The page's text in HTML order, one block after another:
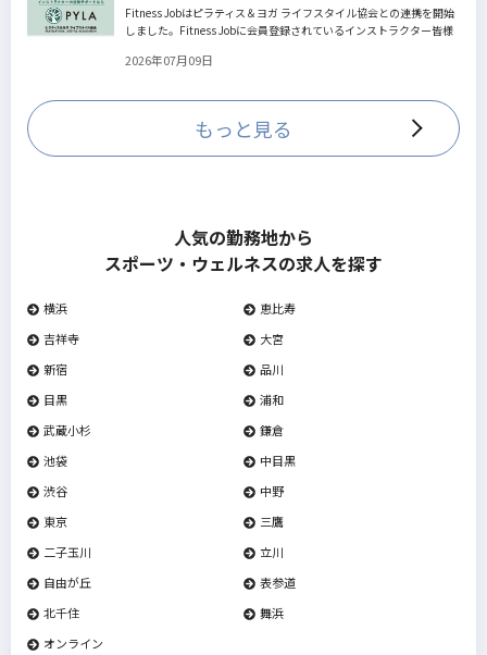
Fitness Jobはピラティス＆ヨガ ライフスタイル協会との連携を開始
しました。Fitness Jobに会員登録されているインストラクター皆様
していきます。
2026年07月09日
もっと見る
人気の勤務地から
スポーツ・ウェルネスの求人を探す
横浜
恵比寿
吉祥寺
大宮
新宿
品川
目黒
浦和
武蔵小杉
鎌倉
池袋
中目黒
渋谷
中野
東京
三鷹
二子玉川
立川
自由が丘
表参道
北千住
舞浜
オンライン